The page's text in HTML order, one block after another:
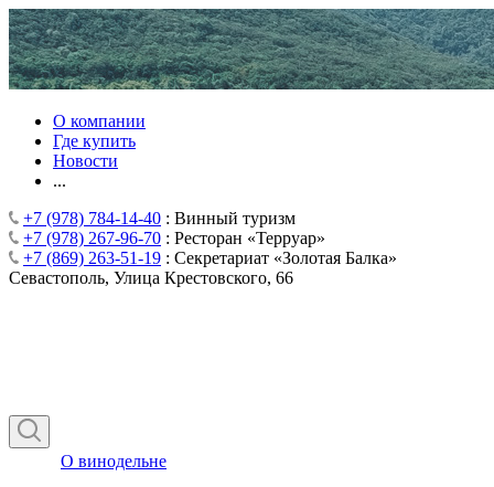
О компании
Где купить
Новости
...
+7 (978) 784-14-40 : Винный туризм
+7 (978) 267-96-70 : Ресторан «Терруар»
+7 (869) 263-51-19 : Секретариат «Золотая Балка»
Севастополь, Улица Крестовского, 66
О винодельне